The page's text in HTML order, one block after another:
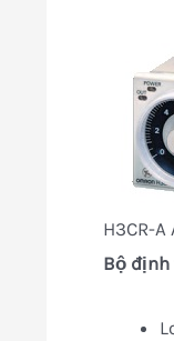
H3CR-A
Bộ định